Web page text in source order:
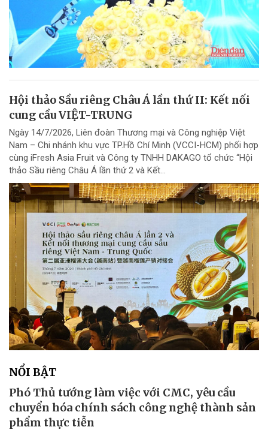
Hội thảo Sầu riêng Châu Á lần thứ II: Kết nối
cung cầu VIỆT-TRUNG
Ngày 14/7/2026, Liên đoàn Thương mại và Công nghiệp Việt
Nam – Chi nhánh khu vực TP.Hồ Chí Minh (VCCI-HCM) phối hợp
cùng iFresh Asia Fruit và Công ty TNHH DAKAGO tổ chức “Hội
thảo Sầu riêng Châu Á lần thứ 2 và Kết...
NỔI BẬT
Phó Thủ tướng làm việc với CMC, yêu cầu
chuyển hóa chính sách công nghệ thành sản
phẩm thực tiễn